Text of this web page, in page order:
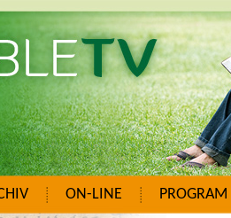
ON-LINE PROGRAM